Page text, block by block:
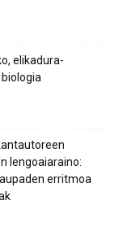
elikadura-
lengoaiaraino:
erritmoa